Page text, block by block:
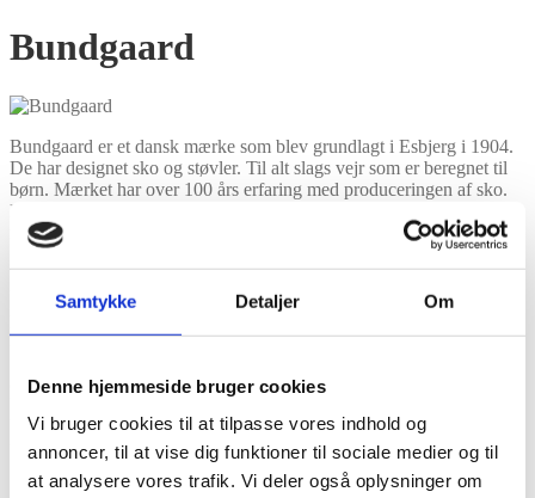
Samtykke Detaljer Om
Denne hjemmeside bruger cookies
Vi bruger cookies til at tilpasse vores indhold og
annoncer, til at vise dig funktioner til sociale medier og til
at analysere vores trafik. Vi deler også oplysninger om
Bundgaard
Bundgaard er et dansk mærke som blev grundlagt i Esbjerg i 1904.
De har designet sko og støvler. Til alt slags vejr som er beregnet til
børn. Mærket har over 100 års erfaring med produceringen af sko.
Hvor det traditionelle håndværk og kvalitetsmaterialer spiller en stor
rolle for produceringen af sko. Bundgaard var et af de første i
Skandinavien som specialiserede sig i at producere funktionelle
børnesko. Her bliver komfort og behov blev prioriteret højt. Derfor
kan de altid kendetegnes ved, at have en god pasform, hvor der er
plads til de små fødder. De går aldrig ned på kvalitetsmaterialer.
Naturlæder er et af de hoved materialer de anvender. På denne måde
ånde. Mærket producere alt fra håndlavet kvalitets skindsko. Gode
bliver lavet til alle børn i alderen 0-16 år. Derfor har de også et bredt
udvalg af sko som både passer til en smal, bred eller moderat formet
fod. De fleste er deres sko kan justeres med velcro eller snørebånd.
Så det er muligt at tilpasse skoene efter den enkelte fod.